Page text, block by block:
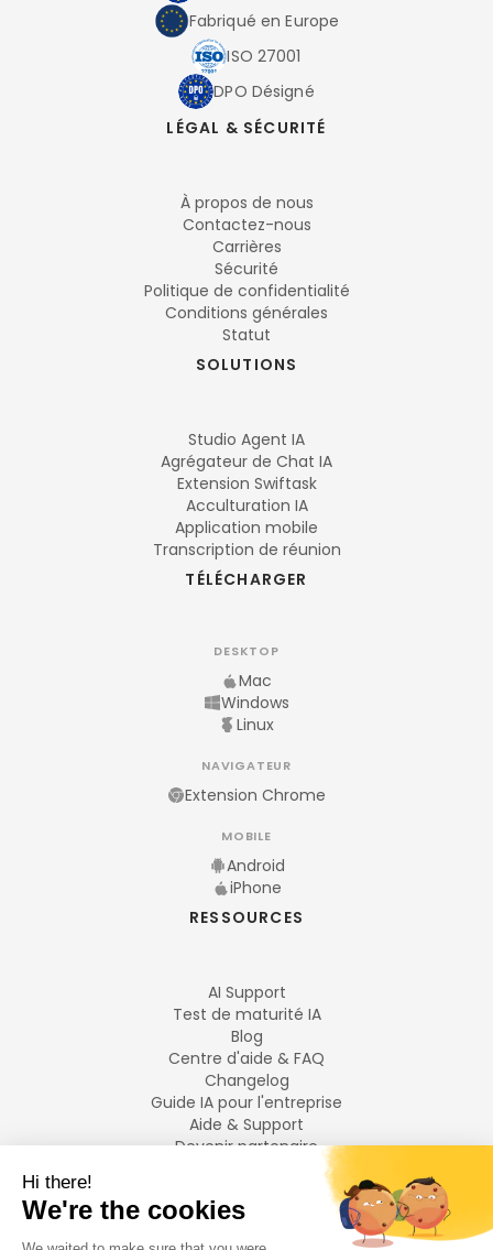
Fabriqué en Europe
ISO 27001
DPO Désigné
LÉGAL & SÉCURITÉ
À propos de nous
Contactez-nous
Carrières
Sécurité
Politique de confidentialité
Conditions générales
Statut
SOLUTIONS
Studio Agent IA
Agrégateur de Chat IA
Extension Swiftask
Acculturation IA
Application mobile
Transcription de réunion
TÉLÉCHARGER
DESKTOP
Mac
Windows
Linux
NAVIGATEUR
Extension Chrome
MOBILE
Android
iPhone
RESSOURCES
AI Support
Test de maturité IA
Blog
Centre d'aide & FAQ
Changelog
Guide IA pour l'entreprise
Aide & Support
Devenir partenaire
LANGUES